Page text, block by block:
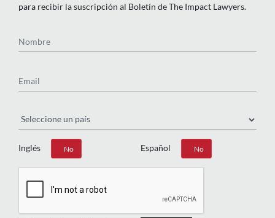
para recibir la suscripción al Boletín de The Impact Lawyers.
Inglés
Sí No Español
Sí No